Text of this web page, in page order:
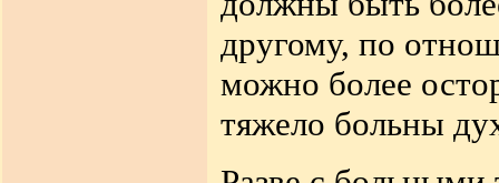
другому, по
можно более
тяжело больны